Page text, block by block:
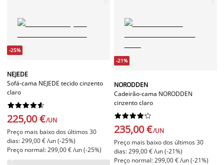
-25%
NEJEDE
Sofá-cama NEJEDE tecido cinzento
claro






225,00 €/UN
Preço mais baixo dos últimos 30
dias: 299,00 € /un (-25%)
Preço normal: 299,00 € /un (-25%)
-21%
NORODDEN
Cadeirão-cama NORODDEN
cinzento claro






235,00 €/UN
Preço mais baixo dos últimos 30
dias: 299,00 € /un (-21%)
Preço normal: 299,00 € /un (-21%)